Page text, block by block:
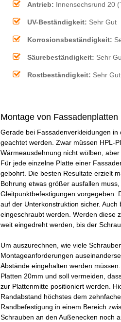
Antrieb: Innensechsrund 20
UV-Beständigkeit: Sehr Gut
Korrosionsbeständigkeit:
Säurebeständigkeit: Sehr
Rostbeständigkeit: Sehr Gut
Montage von
Gerade bei Fassadenverkleidungen
geachtet werden. Zwar müssen HPL-
Wärmeausdehnung nicht wölben,
Für jede einzelne Platte einer
gebohrt. Die besten Resultate erzielt
Bohrung etwas größer ausfallen
Gleitpunktbefestigungen vorgegeben.
auf der Unterkonstruktion sicher.
eingeschraubt werden. Werden diese
weit eingedreht werden, bis der
Um auszurechnen, wie viele
Montageanforderungen
Abstände eingehalten werden
Platten 20mm und soll vermeiden,
zur Plattenmitte positioniert werden.
Randabstand höchstes dem
Randbefestigung in einem Bereich
Schrauben an den Außenecken noch